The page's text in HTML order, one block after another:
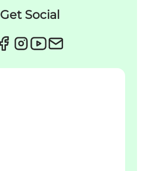
Get Social